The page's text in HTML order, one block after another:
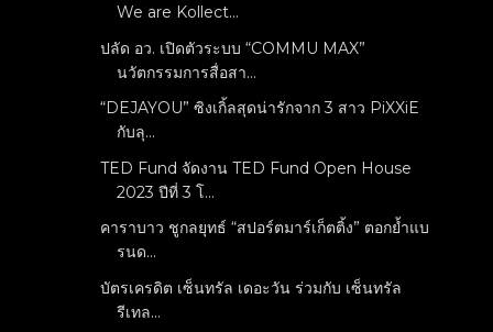
We are Kollect...
ปลัด อว. เปิดตัวระบบ “COMMU MAX”
นวัตกรรมการสื่อสา...
“DEJAYOU” ซิงเกิ้ลสุดน่ารักจาก 3 สาว PiXXiE
กับลุ...
TED Fund จัดงาน TED Fund Open House
2023 ปีที่ 3 โ...
คาราบาว ชูกลยุทธ์ “สปอร์ตมาร์เก็ตติ้ง” ตอกย้ำแบ
รนด...
บัตรเครดิต เซ็นทรัล เดอะวัน ร่วมกับ เซ็นทรัล
รีเทล...